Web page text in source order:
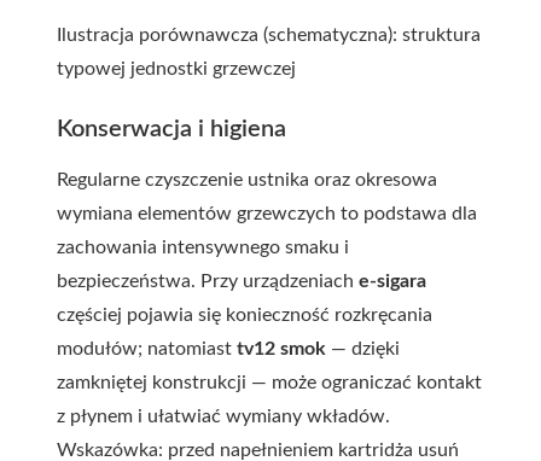
Ilustracja porównawcza (schematyczna): struktura
typowej jednostki grzewczej
Konserwacja i higiena
Regularne czyszczenie ustnika oraz okresowa
wymiana elementów grzewczych to podstawa dla
zachowania intensywnego smaku i
bezpieczeństwa. Przy urządzeniach e-sigara
częściej pojawia się konieczność rozkręcania
modułów; natomiast tv12 smok — dzięki
zamkniętej konstrukcji — może ograniczać kontakt
z płynem i ułatwiać wymiany wkładów.
Wskazówka: przed napełnieniem kartridża usuń